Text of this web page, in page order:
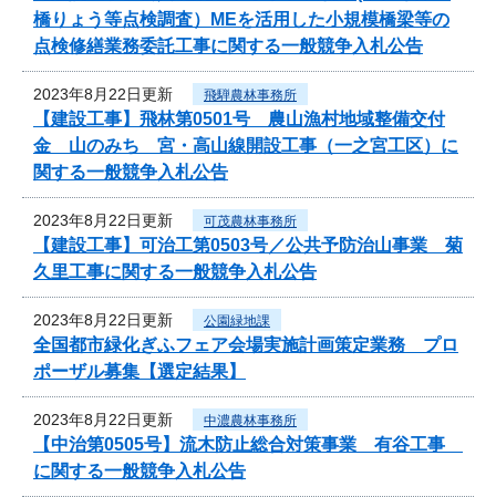
橋りょう等点検調査）MEを活用した小規模橋梁等の
点検修繕業務委託工事に関する一般競争入札公告
2023年8月22日更新 飛騨農林事務所
【建設工事】飛林第0501号 農山漁村地域整備交付
金 山のみち 宮・高山線開設工事（一之宮工区）に
関する一般競争入札公告
2023年8月22日更新 可茂農林事務所
【建設工事】可治工第0503号／公共予防治山事業 菊
久里工事に関する一般競争入札公告
2023年8月22日更新 公園緑地課
全国都市緑化ぎふフェア会場実施計画策定業務 プロ
ポーザル募集【選定結果】
2023年8月22日更新 中濃農林事務所
【中治第0505号】流木防止総合対策事業 有谷工事
に関する一般競争入札公告